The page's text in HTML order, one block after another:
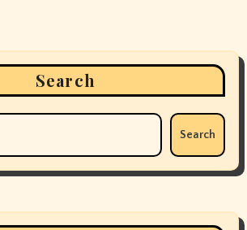
Search
Search